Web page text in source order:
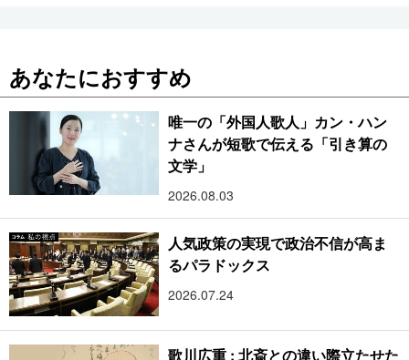
あなたにおすすめ
唯一の「外国人歌人」カン・ハン
ナさんが短歌で伝える「引き算の
文学」
2026.08.03
人気政策の実現で政治不信が高ま
るパラドックス
2026.07.24
歌川広重 : 北斎との違い際立たせた